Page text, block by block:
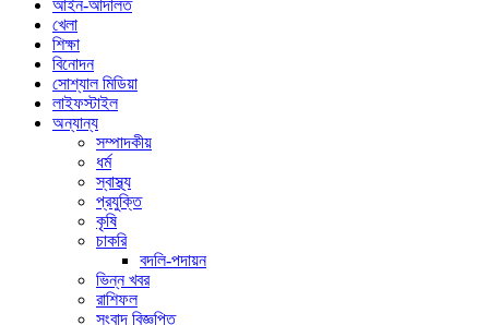
আইন-আদালত
খেলা
শিক্ষা
বিনোদন
সোশ্যাল মিডিয়া
লাইফস্টাইল
অন্যান্য
সম্পাদকীয়
ধর্ম
স্বাস্থ্য
প্রযুক্তি
কৃষি
চাকরি
বদলি-পদায়ন
ভিন্ন খবর
রাশিফল
সংবাদ বিজ্ঞপ্তি